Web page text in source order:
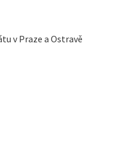
v Praze a Ostravě